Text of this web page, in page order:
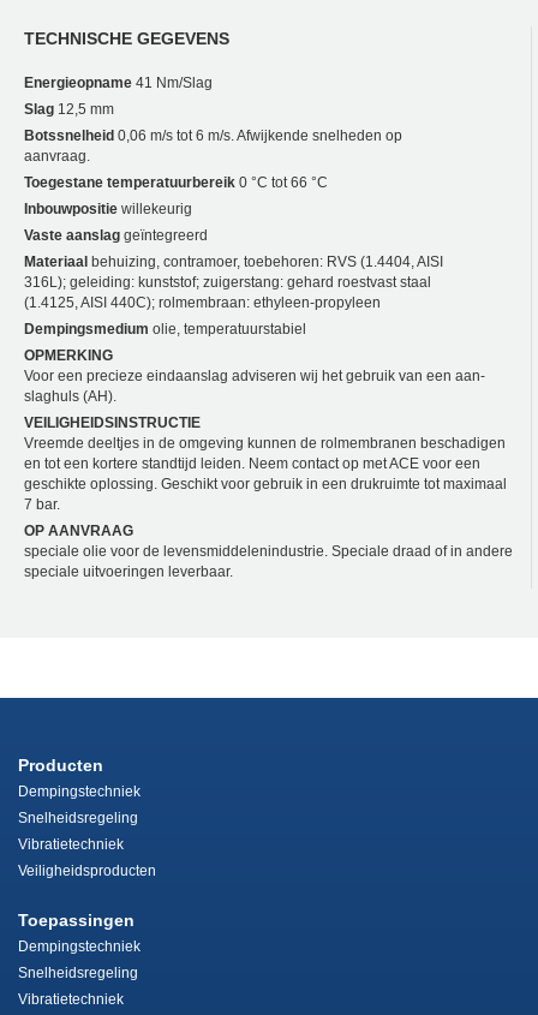
TECHNISCHE GEGEVENS
Energieopname 41 Nm/Slag
Slag 12,5 mm
Botssnelheid 0,06 m/s tot 6 m/s. Afwijkende snelheden op
aanvraag.
Toegestane temperatuurbereik 0 °C tot 66 °C
Inbouwpositie willekeurig
Vaste aanslag geïntegreerd
Materiaal behuizing, contramoer, toebehoren: RVS (1.4404, AISI
316L); geleiding: kunststof; zuigerstang: gehard roestvast staal
(1.4125, AISI 440C); rolmembraan: ethyleen-propyleen
Dempingsmedium olie, temperatuurstabiel
OPMERKING
Voor een precieze eindaanslag adviseren wij het gebruik van een aan­
slaghuls (AH).
VEILIGHEIDSINSTRUCTIE
Vreemde deeltjes in de omgeving kunnen de rolmembranen beschadigen
en tot een kortere standtijd leiden. Neem contact op met ACE voor een
geschikte oplossing. Geschikt voor gebruik in een drukruimte tot maximaal
7 bar.
OP AANVRAAG
speciale olie voor de levensmiddelenindustrie. Speciale draad of in andere
speciale uitvoeringen leverbaar.
Producten
Dempingstechniek
Snelheidsregeling
Vibratietechniek
Veiligheidsproducten
Toepassingen
Dempingstechniek
Snelheidsregeling
Vibratietechniek